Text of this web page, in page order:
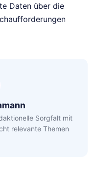
Daten über die
Sorgfalt mit
relevante Themen